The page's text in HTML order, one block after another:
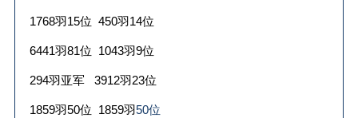
1768羽15位 450羽14位
6441羽81位 1043羽9位
294羽亚军 3912羽23位
1859羽50位 1859羽50位